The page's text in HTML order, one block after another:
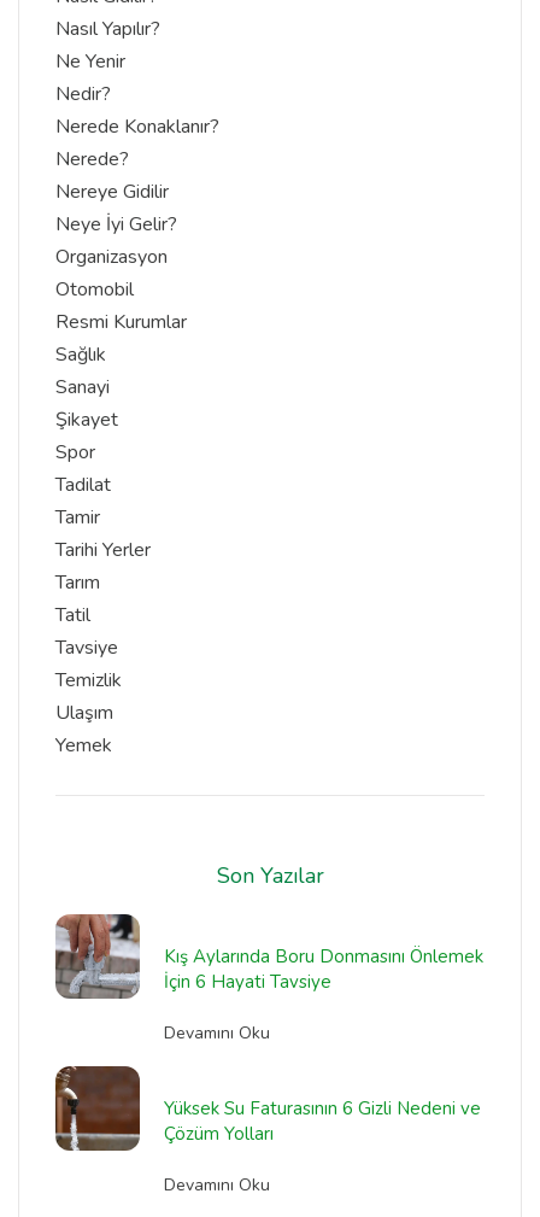
Nasıl Yapılır?
Ne Yenir
Nedir?
Nerede Konaklanır?
Nerede?
Nereye Gidilir
Neye İyi Gelir?
Organizasyon
Otomobil
Resmi Kurumlar
Sağlık
Sanayi
Şikayet
Spor
Tadilat
Tamir
Tarihi Yerler
Tarım
Tatil
Tavsiye
Temizlik
Ulaşım
Yemek
Son Yazılar
Kış Aylarında Boru Donmasını Önlemek
İçin 6 Hayati Tavsiye
Devamını Oku
Yüksek Su Faturasının 6 Gizli Nedeni ve
Çözüm Yolları
Devamını Oku